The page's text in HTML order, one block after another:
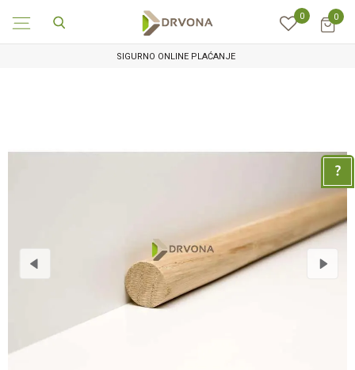
0 0
SIGURNO ONLINE PLAĆANJE